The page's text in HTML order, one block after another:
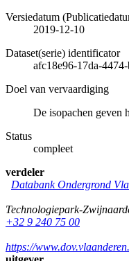
Versiedatum
2019-12-10
Dataset(serie) identificator
afc18e96-17da-
Doel van vervaardiging
De isopachen geven
Status
compleet
verdeler
Databank Ondergrond
Technologiepark-
+32 9 240 75 00
https://